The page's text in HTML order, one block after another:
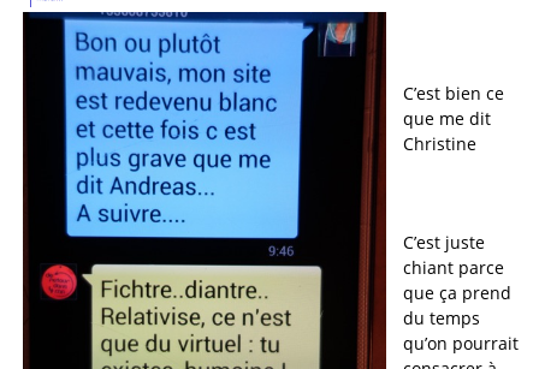
C’est bien ce
que me dit
Christine
C’est juste
chiant parce
que ça prend
du temps
qu’on pourrait